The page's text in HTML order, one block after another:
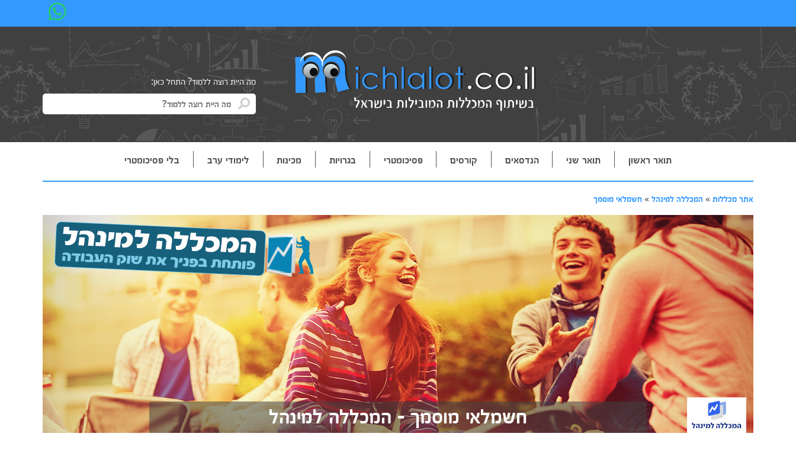
מה היית רוצה ללמוד? התחל כאן:
תואר ראשון תואר שני הנדסאים קורסים פסיכומטרי בגרויות מכינות לימודי ערב בלי פסיכומטרי
אתר מכללות » המכללה למינהל » חשמלאי מוסמך
חשמלאי מוסמך - המכללה למינהל